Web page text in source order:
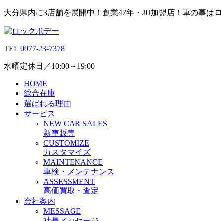
大分県内に3店舗を展開中！創業47年・JU加盟店！車の事は
TEL 0977-23-7378
水曜定休日／10:00～19:00
HOME
総合在庫
選ばれる理由
サービス
NEW CAR SALES
新車販売
CUSTOMIZE
カスタマイズ
MAINTENANCE
車検・メンテナンス
ASSESSMENT
高価買取・査定
会社案内
MESSAGE